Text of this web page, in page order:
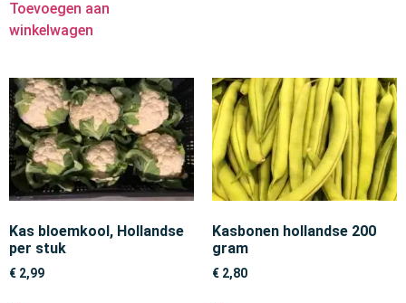
Toevoegen aan
winkelwagen
Kas bloemkool, Hollandse
per stuk
€ 2,99
Kasbonen hollandse 200
gram
€ 2,80